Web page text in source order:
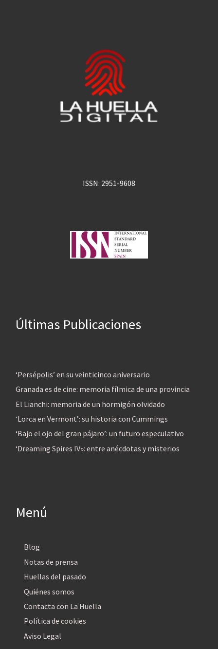
ISSN: 2951-9608
Últimas Publicaciones
‘Persépolis’ en su veinticinco aniversario
Granada es de cine: memoria fílmica de una provincia
El Lianchi: memoria de un hormigón olvidado
‘Lorca en Vermont’: su historia con Cummings
‘Bajo el ojo del gran pájaro’: un futuro especulativo
‘Dreaming Spires IV»: entre anécdotas y misterios
Menú
Blog
Notas de prensa
Huellas del pasado
Quiénes somos
Contacta con La Huella
Política de cookies
Aviso Legal